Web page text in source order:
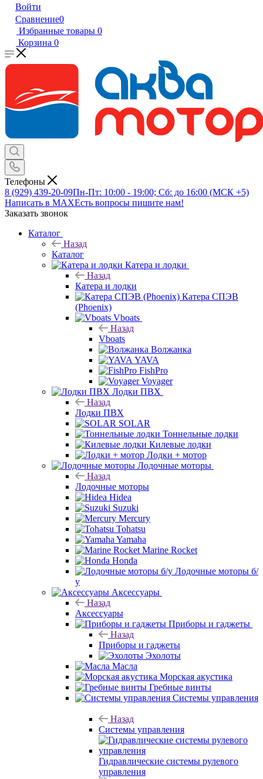
Войти
Сравнение0
Избранные товары 0
Корзина 0
Телефоны
8 (929) 439-20-09Пн-Пт: 10:00 - 19:00; Сб: до 16:00 (МСК +5)
Написать в MAXЕсть вопросы пишите нам!
Заказать звонок
Каталог
Назад
Каталог
Катера и лодки
Назад
Катера и лодки
Катера СПЭВ
(Phoenix)
Vboats
Назад
Vboats
Волжанка
YAVA
FishPro
Voyager
Лодки ПВХ
Назад
Лодки ПВХ
SOLAR
Тоннельные лодки
Килевые лодки
Лодки + мотор
Лодочные моторы
Назад
Лодочные моторы
Hidea
Suzuki
Mercury
Tohatsu
Yamaha
Marine Rocket
Honda
Лодочные моторы б/
у
Аксессуары
Назад
Аксессуары
Приборы и гаджеты
Назад
Приборы и гаджеты
Эхолоты
Масла
Морская акустика
Гребные винты
Системы управления
Назад
Системы управления
Гидравлические системы рулевого
управления